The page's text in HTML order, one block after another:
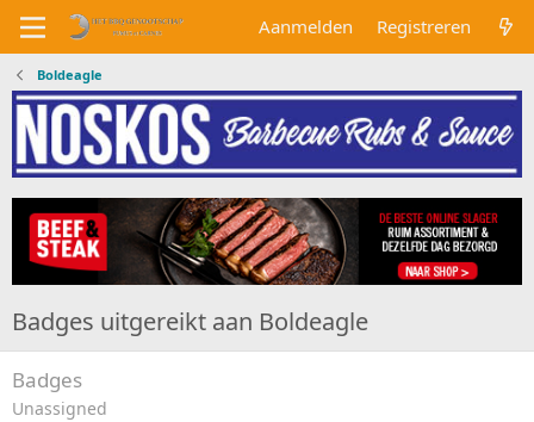
Aanmelden Registreren
Boldeagle
Badges uitgereikt aan Boldeagle
Badges
Unassigned